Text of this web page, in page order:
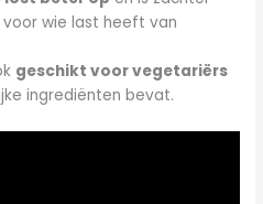
wie last heeft van
geschikt voor vegetariërs
ingrediënten bevat.